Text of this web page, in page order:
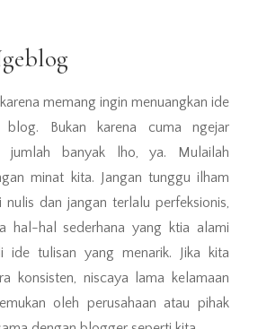
memang ingin menuangkan ide
Bukan karena cuma ngejar
jumlah banyak lho, ya. Mulailah
minat kita. Jangan tunggu ilham
dan jangan terlalu perfeksionis,
hal-hal sederhana yang ktia alami
ide tulisan yang menarik. Jika kita
konsisten, niscaya lama kelamaan
oleh perusahaan atau pihak